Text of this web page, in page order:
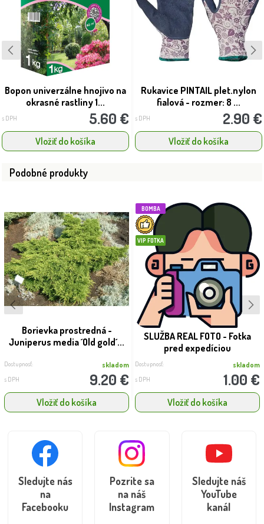
Bopon univerzálne hnojivo na
okrasné rastliny 1...
s DPH 5.60 €
Vložiť do košíka
Rukavice PINTAIL plet.nylon
fialová - rozmer: 8 ...
s DPH 2.90 €
Vložiť do košíka
Podobné produkty
Borievka prostredná -
Juniperus media ´Old gold´...
Dostupnosť: skladom
s DPH 9.20 €
Vložiť do košíka
BOMBA
VIP FOTKA
SLUŽBA REAL FOTO - Fotka
pred expedíciou
Dostupnosť: skladom
s DPH 1.00 €
Vložiť do košíka
Sledujte nás
na
Facebooku
Pozrite sa
na náš
Instagram
Sledujte náš
YouTube
kanál